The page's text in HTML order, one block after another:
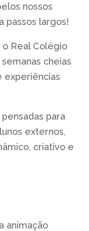
nossos
passos largos!
Real Colégio
cheias
experiências
para
externos,
criativo e
animação